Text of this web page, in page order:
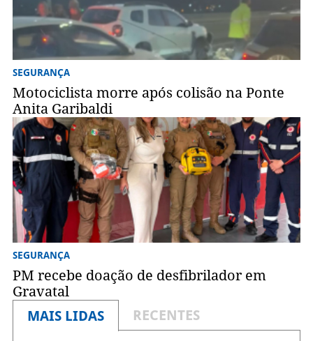
SEGURANÇA
Motociclista morre após colisão na Ponte
Anita Garibaldi
SEGURANÇA
PM recebe doação de desfibrilador em
Gravatal
MAIS LIDAS
RECENTES